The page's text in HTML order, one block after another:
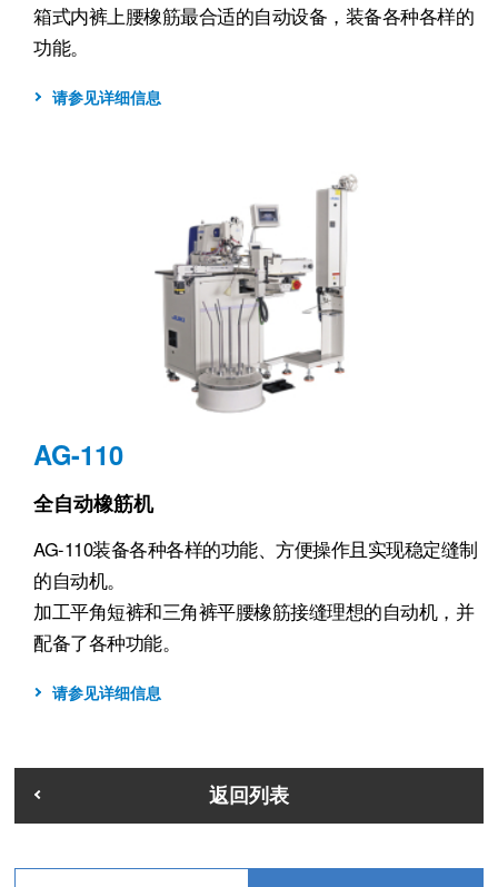
箱式内裤上腰橡筋最合适的自动设备，装备各种各样的
功能。
请参见详细信息
AG-110
全自动橡筋机
AG-110装备各种各样的功能、方便操作且实现稳定缝制
的自动机。
加工平角短裤和三角裤平腰橡筋接缝理想的自动机，并
配备了各种功能。
请参见详细信息
返回列表